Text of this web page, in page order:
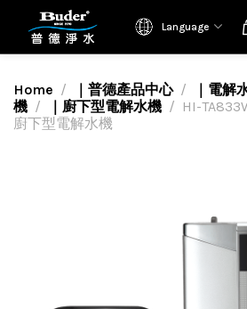
Language
Home ｜普德產品中心
｜電解
機
｜廚下型電解水機
HI-
廚下型電解水機